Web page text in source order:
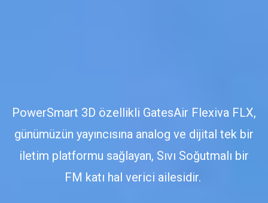
PowerSmart 3D özellikli GatesAir Flexiva FLX,
günümüzün yayıncısına analog ve dijital tek bir
iletim platformu sağlayan, Sıvı Soğutmalı bir
FM katı hal verici ailesidir.